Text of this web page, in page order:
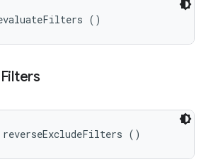
()
Filters
()